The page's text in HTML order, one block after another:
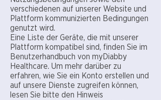
verschiedenen auf unserer Website und
Plattform kommunizierten Bedingungen
genutzt wird.
Eine Liste der Geräte, die mit unserer
Plattform kompatibel sind, finden Sie im
Benutzerhandbuch von myDiabby
Healthcare. Um mehr darüber zu
erfahren, wie Sie ein Konto erstellen und
auf unsere Dienste zugreifen können,
lesen Sie bitte den Hinweis